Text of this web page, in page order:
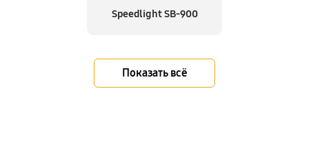
Speedlight SB-900
Показать всё